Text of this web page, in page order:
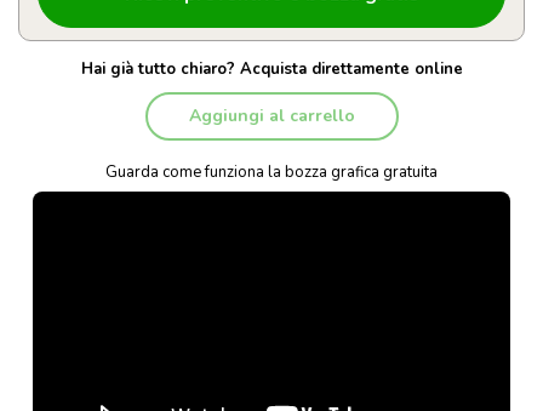
Hai già tutto chiaro? Acquista direttamente online
Aggiungi al carrello
Guarda come funziona la bozza grafica gratuita